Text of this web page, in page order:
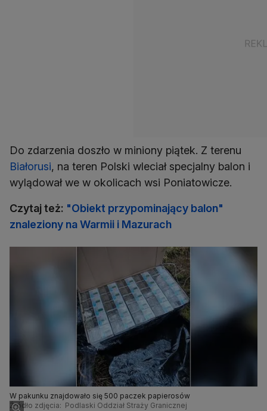
Do zdarzenia doszło w miniony piątek. Z terenu
Białorusi, na teren Polski wleciał specjalny balon i
wylądował we w okolicach wsi Poniatowicze.
Czytaj też: "Obiekt przypominający balon"
znaleziony na Warmii i Mazurach
W pakunku znajdowało się 500 paczek papierosów
Źródło zdjęcia: Podlaski Oddział Straży Granicznej